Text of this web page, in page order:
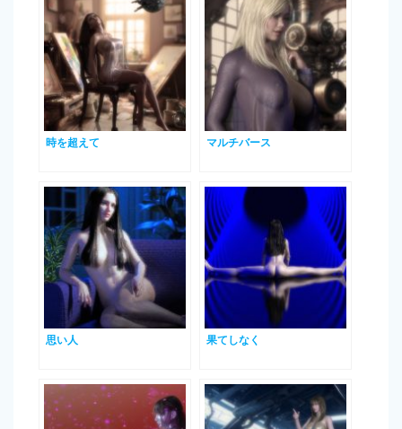
時を超えて マルチバース
思い人 果てしなく